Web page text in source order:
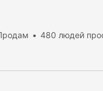
480 людей